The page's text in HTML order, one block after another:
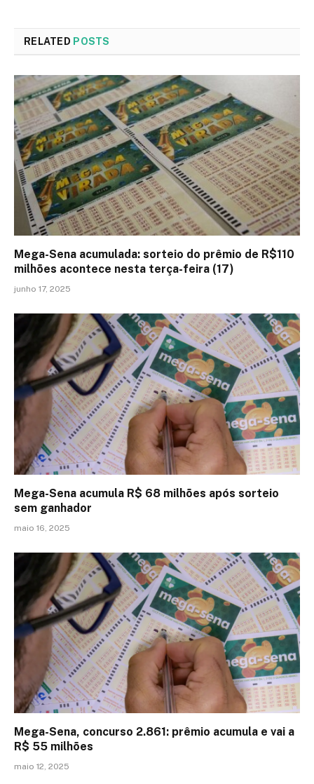
RELATED POSTS
Mega-Sena acumulada: sorteio do prêmio de R$110
milhões acontece nesta terça-feira (17)
junho 17, 2025
Mega-Sena acumula R$ 68 milhões após sorteio
sem ganhador
maio 16, 2025
Mega-Sena, concurso 2.861: prêmio acumula e vai a
R$ 55 milhões
maio 12, 2025